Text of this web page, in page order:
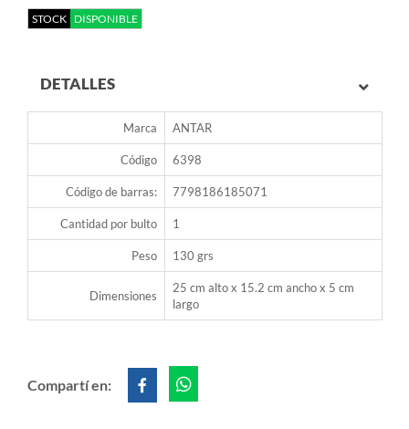
STOCK DISPONIBLE
DETALLES
Marca ANTAR
Código 6398
Código de barras: 7798186185071
Cantidad por bulto 1
Peso 130 grs
Dimensiones
25 cm alto x 15.2 cm ancho x 5 cm
largo
Compartí en: